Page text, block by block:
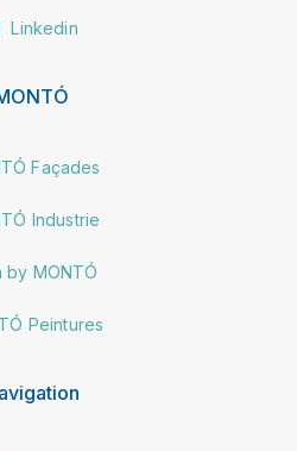
Linkedin
Façades
Industrie
by MONTÓ
Peintures